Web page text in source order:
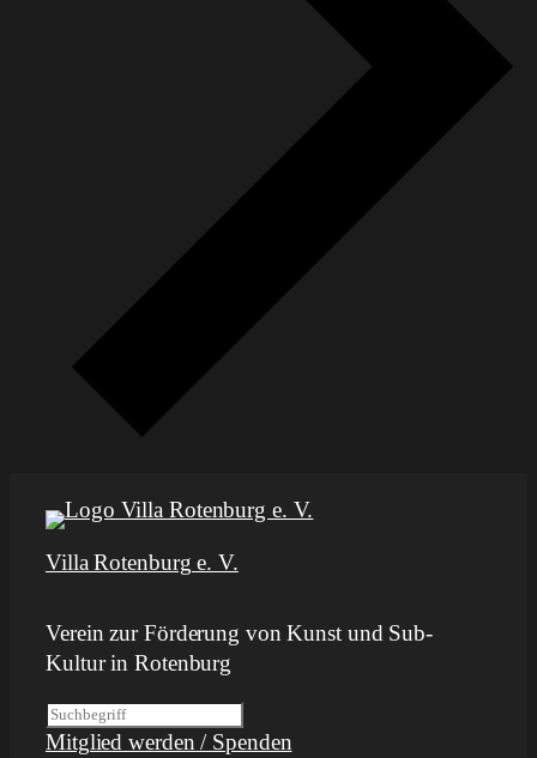
Villa Rotenburg e. V.
Verein zur Förderung von Kunst und Sub-
Kultur in Rotenburg
S
u
Mitglied werden / Spenden